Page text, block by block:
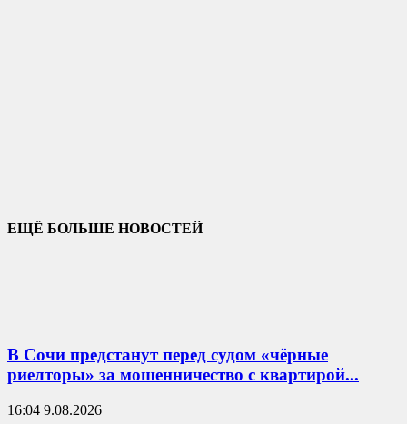
ЕЩЁ БОЛЬШЕ НОВОСТЕЙ
В Сочи предстанут перед судом «чёрные
риелторы» за мошенничество с квартирой...
16:04 9.08.2026